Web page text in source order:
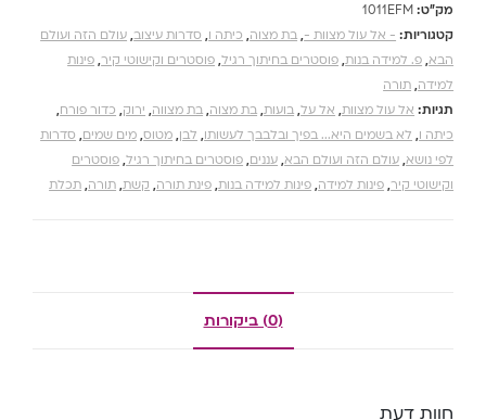
מק"ט: 1011EFM
קטגוריות: - אל עול מצוות -, בת מצוה, כיתה ו, סדרות עיצוב, עולם הזה ועולם
הבא, פ. למידה בנות, פוסטרים בחיתוך רגיל, פוסטרים וקישוטי קיר, פינות
למידה, תורה
תגיות: אל עול מצוות, אל על, בועות, בת מצוה, בת מצווה, ירוק, כדור פורח,
כיתה ו, לא בשמים היא... בפיך ובלבבך לעשותו, לבן, מטוס, מים שמים, סדרות
לפי נושא, עולם הזה ועולם הבא, עננים, פוסטרים בחיתוך רגיל, פוסטרים
וקישוטי קיר, פינות למידה, פינות למידה בנות, פינת תורה, קשת, תורה, תכלת
(0) ביקורות
חוות דעת